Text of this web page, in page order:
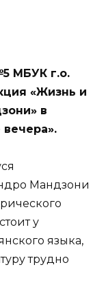
МБУК г.о.
«Жизнь и
в
Мандзони
у
языка,
трудно